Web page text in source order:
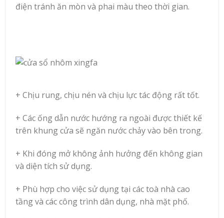
điện tránh ăn mòn và phai màu theo thời gian.
+ Chịu rung, chịu nén và chịu lực tác động rất tốt.
+ Các ống dẫn nước hướng ra ngoài được thiết kế
trên khung cửa sẽ ngăn nước chảy vào bên trong.
+ Khi đóng mở không ảnh hưởng đến không gian
và diện tích sử dụng.
+ Phù hợp cho việc sử dụng tại các toà nhà cao
tầng và các công trình dân dụng, nhà mặt phố.